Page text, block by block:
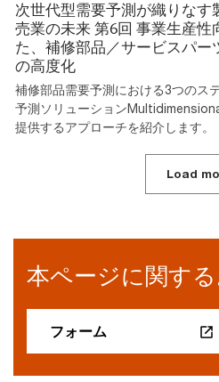
次世代型需要予測が織りなす
売業の未来 第6回 事業生産性
た、補修部品／サービスパー
の高度化
補修部品需要予測における3つのス
予測ソリューション
提供するアプローチを紹介します。
Load
本ページに関す
フォーム